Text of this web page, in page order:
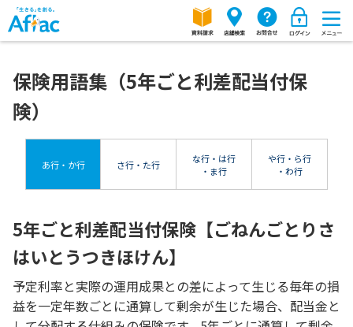
保険用語集（5年ごと利差配当付保
険）
あ行・か行 さ行・た行
な行・は行
・ま行
や行・ら行
・わ行
5年ごと利差配当付保険【ごねんごとりさ
はいとうつきほけん】
予定利率と実際の運用成果との差によって生じる毎年の損
益を一定年数ごとに通算して剰余が生じた場合、配当金と